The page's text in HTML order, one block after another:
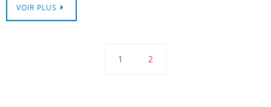
VOIR PLUS
1 2